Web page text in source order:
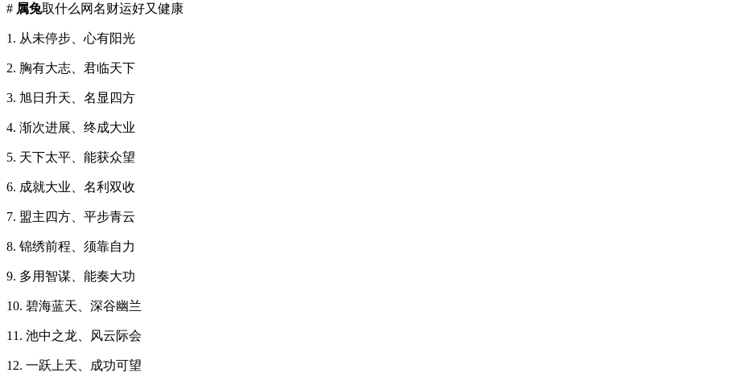
# 属兔取什么网名财运好又健康
1. 从未停步、心有阳光
2. 胸有大志、君临天下
3. 旭日升天、名显四方
4. 渐次进展、终成大业
5. 天下太平、能获众望
6. 成就大业、名利双收
7. 盟主四方、平步青云
8. 锦绣前程、须靠自力
9. 多用智谋、能奏大功
10. 碧海蓝天、深谷幽兰
11. 池中之龙、风云际会
12. 一跃上天、成功可望